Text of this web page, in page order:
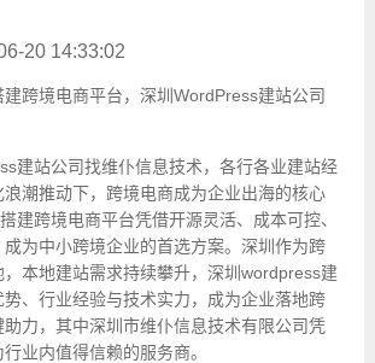
20 14:33:02
跨境电商平台，深圳WordPress建站公司
建站公司找维仆信息技术，各行各业建站经
潮推动下，跨境电商成为企业出海的核心
建跨境电商平台凭借开源灵活、成本可控、
为中小跨境企业的首选方案。深圳作为跨
本地建站需求持续攀升，深圳wordpress建
、行业经验与技术实力，成为企业落地跨
力，其中深圳市维仆信息技术有限公司凭
业内值得信赖的服务商。